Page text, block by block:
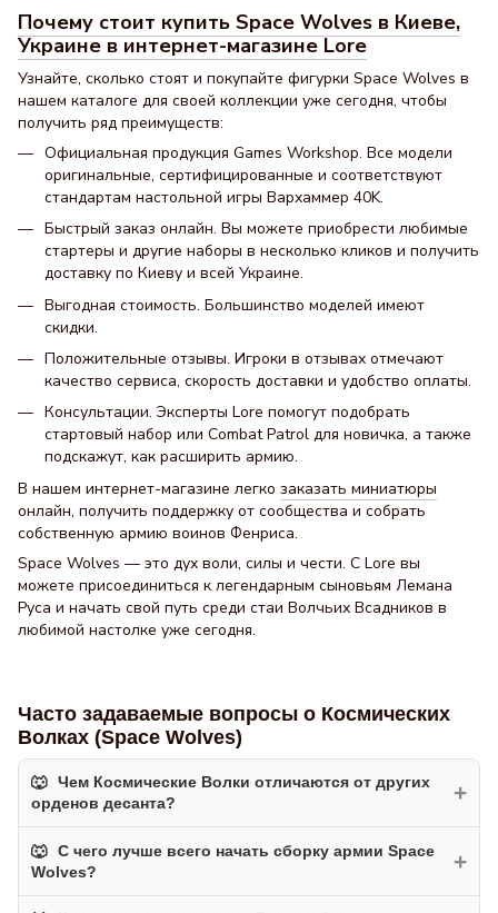
Почему стоит купить Space Wolves в Киеве,
Украине в интернет-магазине Lore
Узнайте, сколько стоят и покупайте фигурки Space Wolves в
нашем каталоге для своей коллекции уже сегодня, чтобы
получить ряд преимуществ:
Официальная продукция Games Workshop. Все модели
оригинальные, сертифицированные и соответствуют
стандартам настольной игры Вархаммер 40K.
Быстрый заказ онлайн. Вы можете приобрести любимые
стартеры и другие наборы в несколько кликов и получить
доставку по Киеву и всей Украине.
Выгодная стоимость. Большинство моделей имеют
скидки.
Положительные отзывы. Игроки в отзывах отмечают
качество сервиса, скорость доставки и удобство оплаты.
Консультации. Эксперты Lore помогут подобрать
стартовый набор или Combat Patrol для новичка, а также
подскажут, как расширить армию.
В нашем интернет-магазине легко заказать миниатюры
онлайн, получить поддержку от сообщества и собрать
собственную армию воинов Фенриса.
Space Wolves — это дух воли, силы и чести. С Lore вы
можете присоединиться к легендарным сыновьям Лемана
Руса и начать свой путь среди стаи Волчьих Всадников в
любимой настолке уже сегодня.
Часто задаваемые вопросы о Космических
Волках (Space Wolves)
Чем Космические Волки отличаются от других
орденов десанта?
+
Космические Волки — это уникальное сочетание
дисциплины Астартес и дикой ярости воинов Фенриса. В
С чего лучше всего начать сборку армии Space
Wolves?
+